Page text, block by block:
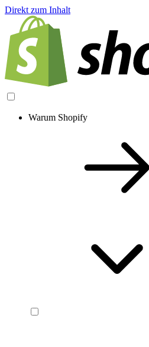
Direkt zum Inhalt
Warum Shopify